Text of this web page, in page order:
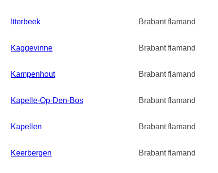
Itterbeek Brabant flamand
Kaggevinne Brabant flamand
Kampenhout Brabant flamand
Kapelle-Op-Den-Bos Brabant flamand
Kapellen Brabant flamand
Keerbergen Brabant flamand